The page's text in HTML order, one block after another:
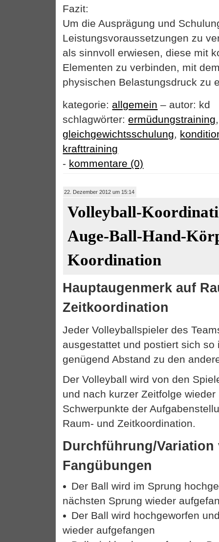
Fazit:
Um die Ausprägung und
Leistungsvoraussetzungen zu
als sinnvoll erwiesen, diese mit
Elementen zu verbinden, mit
physischen Belastungsdruck zu
kategorie: allgemein – autor: kd
schlagwörter:ermüdungstraining
gleichgewichtsschulung
krafttraining
- kommentare (0)
22. Dezember 2012 um 15:14
Volleyball-
Auge-Ball-Hand-
Koordination
Hauptaugenmerk auf
Zeitkoordination
Jeder Volleyballspieler des
ausgestattet und postiert sich so
genügend Abstand zu den
Der Volleyball wird von den
und nach kurzer Zeitfolge
Schwerpunkte der
Raum- und Zeitkoordination.
Durchführung/Variation
Fangübungen
Der Ball wird im Sprung
nächsten Sprung wieder
Der Ball wird hochgeworfen
wieder aufgefangen